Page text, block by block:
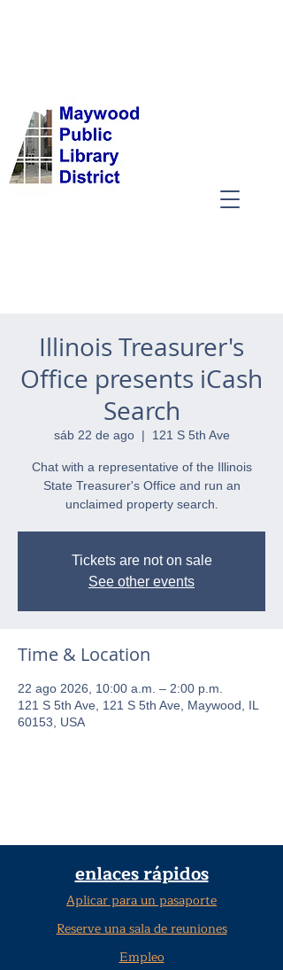
Illinois Treasurer's
Office presents iCash
Search
sáb 22 de ago
  |
121 S 5th Ave
Chat with a representative of the Illinois
State Treasurer's Office and run an
unclaimed property search.
Tickets are not on sale
See other events
Time & Location
22 ago 2026, 10:00 a.m. – 2:00 p.m.
121 S 5th Ave, 121 S 5th Ave, Maywood, IL
60153, USA
enlaces rápidos
Aplicar para un pasaporte
Reserve una sala de reuniones
Empleo